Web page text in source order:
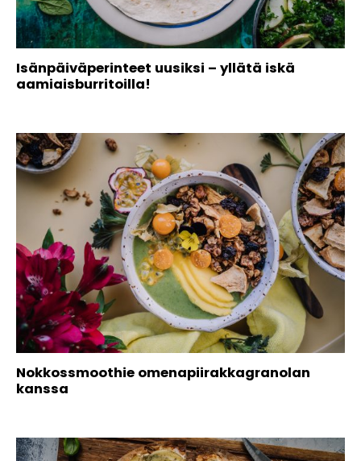
Isänpäiväperinteet uusiksi – yllätä iskä
aamiaisburritoilla!
Nokkossmoothie omenapiirakkagranolan
kanssa